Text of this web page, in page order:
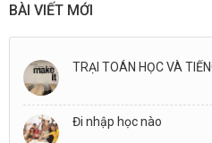
BÀI VIẾT MỚI
TRẠI TOÁN HỌC VÀ
Đi nhập học nào